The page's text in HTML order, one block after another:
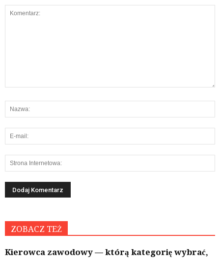
ZOBACZ TEŻ
Kierowca zawodowy — którą kategorię wybrać,